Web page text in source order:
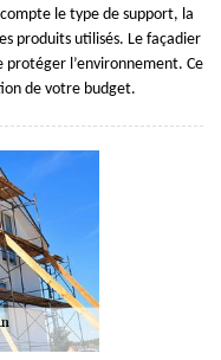
le type de support, la
produits utilisés. Le façadier
protéger l’environnement. Ce
de votre budget.